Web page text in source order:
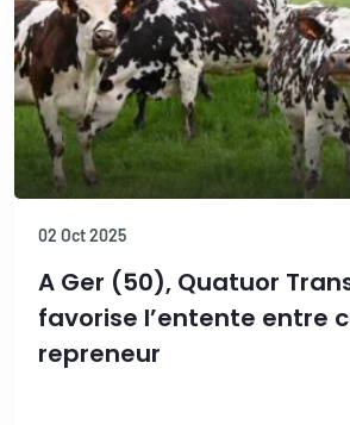
02 Oct 2025
A Ger (50), Quatuor
favorise l’entente entre
repreneur